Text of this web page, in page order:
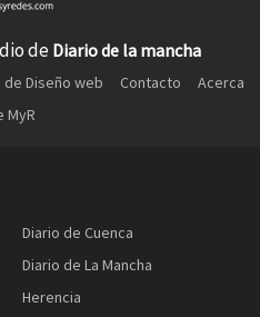
de Diario de la mancha
Diseño web Contacto
Acerca
MyR
Diario de Cuenca
Diario de La Mancha
Herencia